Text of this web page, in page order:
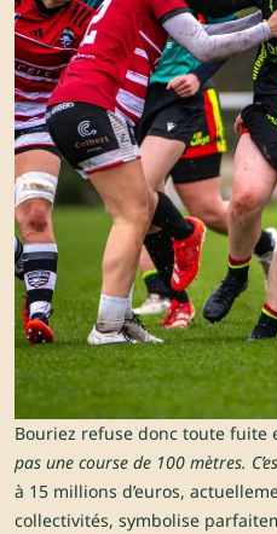
Bouriez refuse donc toute fuite
pas une course de 100 mètres.
à 15 millions d’euros,
collectivités, symbolise